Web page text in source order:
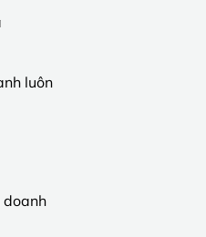
luôn
doanh